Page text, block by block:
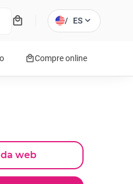
local_mall / ES expand_more
local_mallCompre online
web